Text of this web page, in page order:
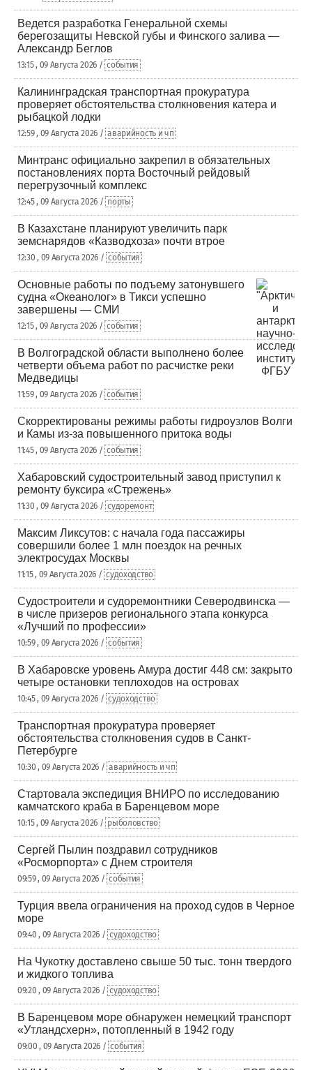
Ведется разработка Генеральной схемы
берегозащиты Невской губы и Финского залива —
Александр Беглов
13:15 , 09 Августа 2026 / события
Калининградская транспортная прокуратура
проверяет обстоятельства столкновения катера и
рыбацкой лодки
12:59 , 09 Августа 2026 / аварийность и чп
Минтранс официально закрепил в обязательных
постановлениях порта Восточный рейдовый
перегрузочный комплекс
12:45 , 09 Августа 2026 / порты
В Казахстане планируют увеличить парк
земснарядов «Казводхоза» почти втрое
12:30 , 09 Августа 2026 / события
Основные работы по подъему затонувшего
судна «Океанолог» в Тикси успешно
завершены — СМИ
12:15 , 09 Августа 2026 / события
В Волгоградской области выполнено более
четверти объема работ по расчистке реки
Медведицы
11:59 , 09 Августа 2026 / события
Скорректированы режимы работы гидроузлов Волги
и Камы из-за повышенного притока воды
11:45 , 09 Августа 2026 / события
Хабаровский судостроительный завод приступил к
ремонту буксира «Стрежень»
11:30 , 09 Августа 2026 / судоремонт
Максим Ликсутов: с начала года пассажиры
совершили более 1 млн поездок на речных
электросудах Москвы
11:15 , 09 Августа 2026 / судоходство
Судостроители и судоремонтники Северодвинска —
в числе призеров регионального этапа конкурса
«Лучший по профессии»
10:59 , 09 Августа 2026 / события
В Хабаровске уровень Амура достиг 448 см: закрыто
четыре остановки теплоходов на островах
10:45 , 09 Августа 2026 / судоходство
Транспортная прокуратура проверяет
обстоятельства столкновения судов в Санкт-
Петербурге
10:30 , 09 Августа 2026 / аварийность и чп
Стартовала экспедиция ВНИРО по исследованию
камчатского краба в Баренцевом море
10:15 , 09 Августа 2026 / рыболовство
Сергей Пылин поздравил сотрудников
«Росморпорта» с Днем строителя
09:59 , 09 Августа 2026 / события
Турция ввела ограничения на проход судов в Черное
море
09:40 , 09 Августа 2026 / судоходство
На Чукотку доставлено свыше 50 тыс. тонн твердого
и жидкого топлива
09:20 , 09 Августа 2026 / судоходство
В Баренцевом море обнаружен немецкий транспорт
«Утландсхерн», потопленный в 1942 году
09:00 , 09 Августа 2026 / события